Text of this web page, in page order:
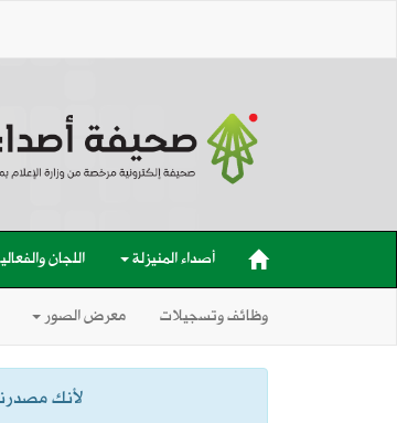
أصداء المنيزلة اللجان
وظائف وتسجيلات معرض الصور
لأنك